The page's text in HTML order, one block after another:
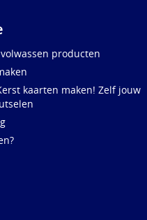
producten
kaarten maken! Zelf jouw